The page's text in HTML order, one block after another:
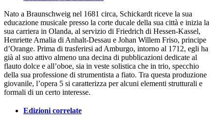
Nato a Braunschweig nel 1681 circa, Schickardt riceve la sua
educazione musicale presso la corte ducale della sua città e inizia la
sua carriera in Olanda, al servizio di Friedrich di Hessen-Kassel,
Henriette Amalia di Anhalt-Dessau e Johan Willem Friso, principe
d’Orange. Prima di trasferirsi ad Amburgo, intorno al 1712, egli ha
già al suo attivo almeno una decina di pubblicazioni dedicate al
flauto dolce e all’oboe, sia in veste solistica che in trio, specchio
della sua professione di strumentista a fiato. Tra questa produzione
giovanile, l’opera 5 si caratterizza per alcuni elementi strutturali e
formali di un certo interesse.
Edizioni correlate